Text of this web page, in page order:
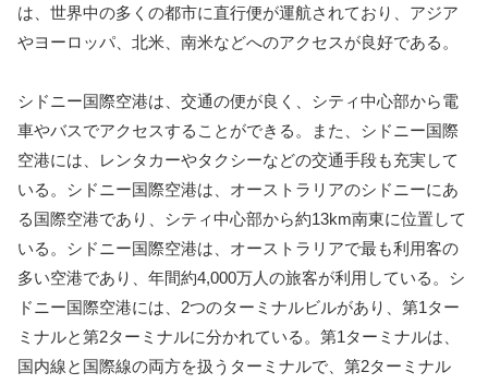
は、世界中の多くの都市に直行便が運航されており、アジア
やヨーロッパ、北米、南米などへのアクセスが良好である。
シドニー国際空港は、交通の便が良く、シティ中心部から電
車やバスでアクセスすることができる。また、シドニー国際
空港には、レンタカーやタクシーなどの交通手段も充実して
いる。シドニー国際空港は、オーストラリアのシドニーにあ
る国際空港であり、シティ中心部から約13km南東に位置して
いる。シドニー国際空港は、オーストラリアで最も利用客の
多い空港であり、年間約4,000万人の旅客が利用している。シ
ドニー国際空港には、2つのターミナルビルがあり、第1ター
ミナルと第2ターミナルに分かれている。第1ターミナルは、
国内線と国際線の両方を扱うターミナルで、第2ターミナル